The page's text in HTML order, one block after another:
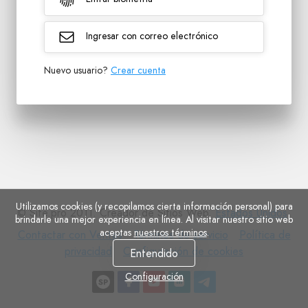
Ingresar con correo electrónico
Nuevo usuario? Crear cuenta
© Site.pro 2011. Creador de Sitios Web.Estados Unidos.
Contactar con Ventas
Términos
de
servicio
Términos de servicio
Configuración
de
cookies
Configuración de cookies
Utilizamos cookies (y recopilamos cierta información personal) para
brindarle una mejor experiencia en línea. Al visitar nuestro sitio web
aceptas nuestros términos.
Entendido
Configuración